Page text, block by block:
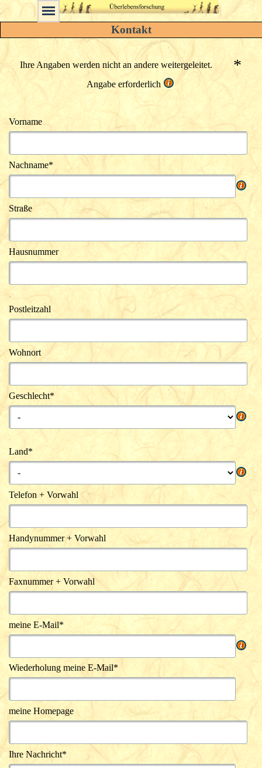
Kontakt
Ihre Angaben werden nicht an andere weitergeleitet. *
Angabe erforderlich
Vorname
Nachname*
Straße
Hausnummer
.
Postleitzahl
Wohnort
Geschlecht*
.
Land*
Telefon + Vorwahl
Handynummer + Vorwahl
Faxnummer + Vorwahl
meine E-Mail*
Wiederholung meine E-Mail*
meine Homepage
Ihre Nachricht*